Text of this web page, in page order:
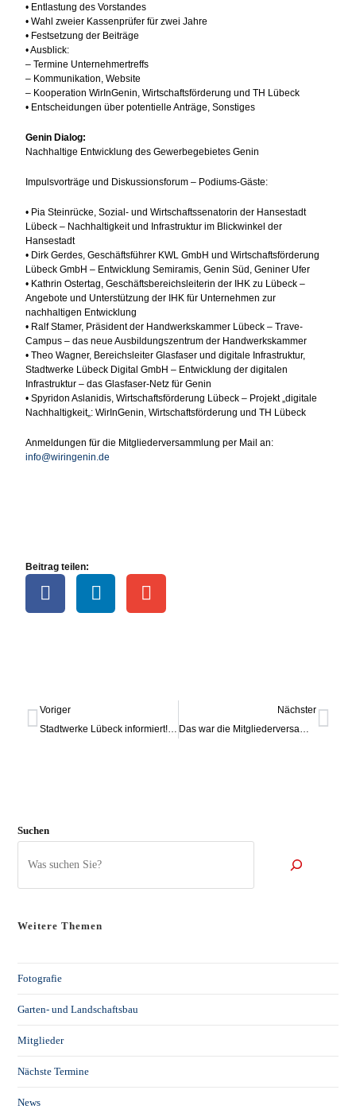
• Entlastung des Vorstandes
• Wahl zweier Kassenprüfer für zwei Jahre
• Festsetzung der Beiträge
• Ausblick:
– Termine Unternehmertreffs
– Kommunikation, Website
– Kooperation WirInGenin, Wirtschaftsförderung und TH Lübeck
• Entscheidungen über potentielle Anträge, Sonstiges
Genin Dialog:
Nachhaltige Entwicklung des Gewerbegebietes Genin
Impulsvorträge und Diskussionsforum – Podiums-Gäste:
• Pia Steinrücke, Sozial- und Wirtschaftssenatorin der Hansestadt
Lübeck – Nachhaltigkeit und Infrastruktur im Blickwinkel der
Hansestadt
• Dirk Gerdes, Geschäftsführer KWL GmbH und Wirtschaftsförderung
Lübeck GmbH – Entwicklung Semiramis, Genin Süd, Geniner Ufer
• Kathrin Ostertag, Geschäftsbereichsleiterin der IHK zu Lübeck –
Angebote und Unterstützung der IHK für Unternehmen zur
nachhaltigen Entwicklung
• Ralf Stamer, Präsident der Handwerkskammer Lübeck – Trave-
Campus – das neue Ausbildungszentrum der Handwerkskammer
• Theo Wagner, Bereichsleiter Glasfaser und digitale Infrastruktur,
Stadtwerke Lübeck Digital GmbH – Entwicklung der digitalen
Infrastruktur – das Glasfaser-Netz für Genin
• Spyridon Aslanidis, Wirtschaftsförderung Lübeck – Projekt „digitale
Nachhaltigkeit„: WirInGenin, Wirtschaftsförderung und TH Lübeck
Anmeldungen für die Mitgliederversammlung per Mail an:
info@wiringenin.de
Beitrag teilen:
Voriger
Nächster
Suchen
Weitere Themen
Fotografie
Garten- und Landschaftsbau
Mitglieder
Nächste Termine
News